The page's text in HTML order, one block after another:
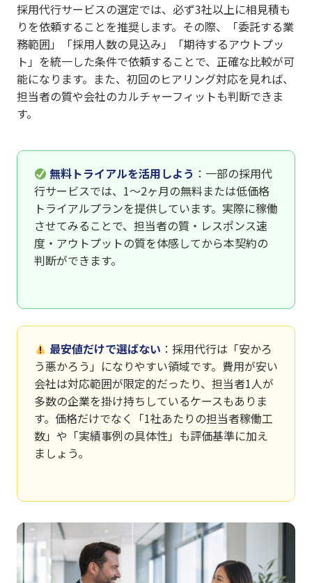
採用代行サービスの選定では、必ず3社以上に相見積も
りを依頼することを推奨します。その際、「委託する業
務範囲」「採用人数の見込み」「期待するアウトプッ
ト」を統一した条件で依頼することで、正確な比較が可
能になります。また、初回のヒアリング対応を見れば、
担当者の質や会社のカルチャーフィットも判断できま
す。
無料トライアルを活用しよう ：一部の採用代
行サービスでは、1〜2ヶ月の無料または低価格
トライアルプランを提供しています。実際に稼働
させてみることで、担当者の質・レスポンス速
度・アウトプットの質を体感してから本契約の
判断ができます。
最安値だけで選ばない ：採用代行は「安かろ
う悪かろう」になりやすい領域です。費用が安い
会社は対応範囲が限定的だったり、担当者1人が
多数の企業を掛け持ちしているケースもありま
す。価格だけでなく「1社あたりの担当者稼働工
数」や「実績事例の具体性」も評価基準に加え
ましょう。